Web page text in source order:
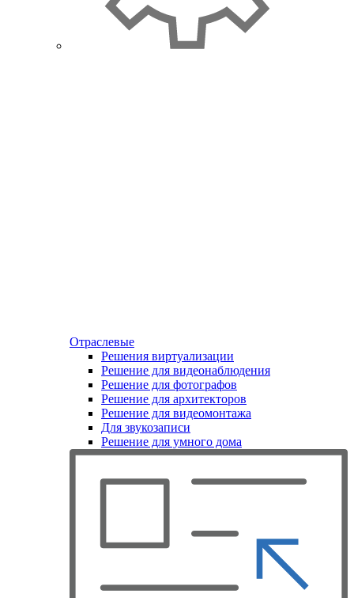
Отраслевые
Решения виртуализации
Решение для видеонаблюдения
Решение для фотографов
Решение для архитекторов
Решение для видеомонтажа
Для звукозаписи
Решение для умного дома